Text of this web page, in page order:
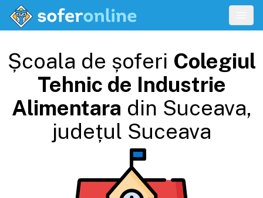
Școala de șoferi Colegiul
Tehnic de Industrie
Alimentara din Suceava,
județul Suceava